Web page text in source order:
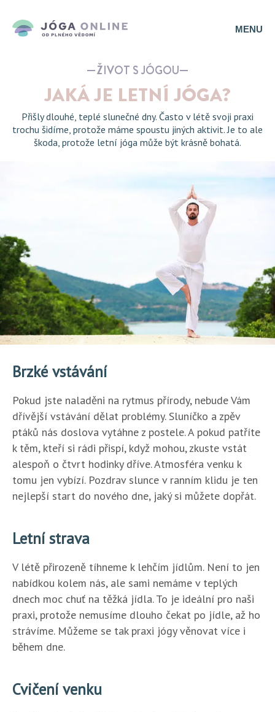
MENU
ŽIVOT S JÓGOU
JAKÁ JE LETNÍ JÓGA?
Přišly dlouhé, teplé slunečné dny. Často v létě svoji praxi
trochu šidíme, protože máme spoustu jiných aktivit. Je to ale
škoda, protože letní jóga může být krásně bohatá.
Brzké vstávání
Pokud jste naladěni na rytmus přírody, nebude Vám
dřívější vstávání dělat problémy. Sluníčko a zpěv
ptáků nás doslova vytáhne z postele. A pokud patříte
k těm, kteří si rádi přispí, když mohou, zkuste vstát
alespoň o čtvrt hodinky dříve. Atmosféra venku k
tomu jen vybízí. Pozdrav slunce v ranním klidu je ten
nejlepší start do nového dne, jaký si můžete dopřát.
Letní strava
V létě přirozeně tíhneme k lehčím jídlům. Není to jen
nabídkou kolem nás, ale sami nemáme v teplých
dnech moc chuť na těžká jídla. To je ideální pro naši
praxi, protože nemusíme dlouho čekat po jídle, až ho
strávíme. Můžeme se tak praxi jógy věnovat více i
během dne.
Cvičení venku